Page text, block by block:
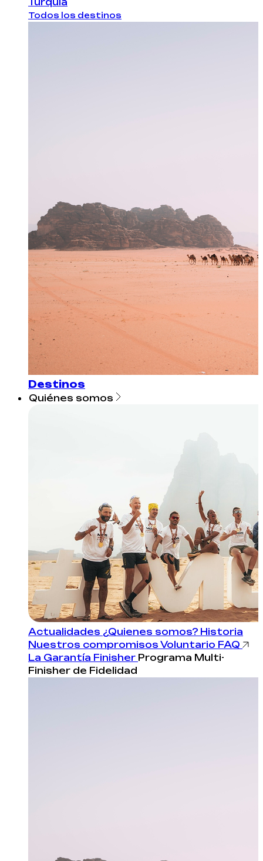
Todos los destinos
Destinos
Quiénes somos
Actualidades ¿Quienes somos? Historia
Nuestros compromisos Voluntario FAQ
La Garantía Finisher Programa Multi-
Finisher de Fidelidad